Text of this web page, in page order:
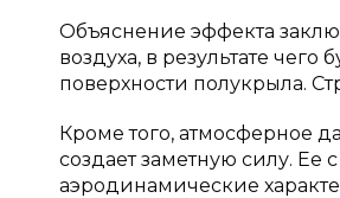
Объяснение эффекта
воздуха, в результате
поверхности полукрыла.
Кроме того, атмосферное
создает заметную силу. Ее
аэродинамические